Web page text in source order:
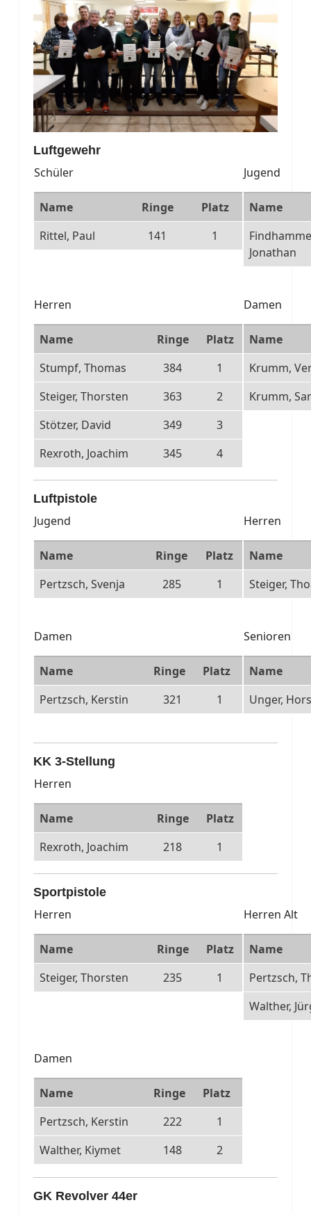
Luftgewehr
Schüler
Name Ringe
Platz
Rittel, Paul
141 1
Jugend
Name
Jonathan
Herren
Name Ringe
Platz
Stumpf, Thomas
384
1
Steiger, Thorsten
363
2
Stötzer, David
349
3
Rexroth, Joachim
345 4
Damen
Name
Krumm,
Krumm,
Luftpistole
Jugend
Name Ringe
Platz
Pertzsch, Svenja
285 1
Herren
Name
Steiger,
Damen
Name Ringe
Platz
Pertzsch, Kerstin
321 1
Senioren
Name
Unger,
KK 3-Stellung
Herren
Name Ringe
Platz
Rexroth, Joachim
218 1
Sportpistole
Herren
Name Ringe
Platz
Steiger, Thorsten
235 1
Herren Alt
Name
Pertzsch,
Walther,
Damen
Name Ringe
Platz
Pertzsch, Kerstin
222
1
Walther, Kiymet
148 2
GK Revolver 44er